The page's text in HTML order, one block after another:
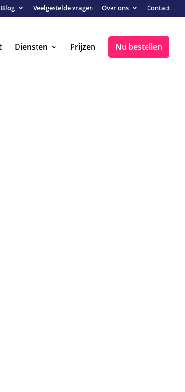
Blog Veelgestelde vragen Over ons Contact
Diensten Prijzen Nu bestellen